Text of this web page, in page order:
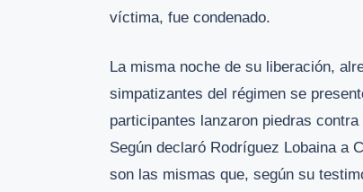
víctima, fue condenado.
La misma noche de su liberación,
simpatizantes del régimen se
participantes lanzaron piedras
Según declaró Rodríguez Lobaina a
son las mismas que, según su